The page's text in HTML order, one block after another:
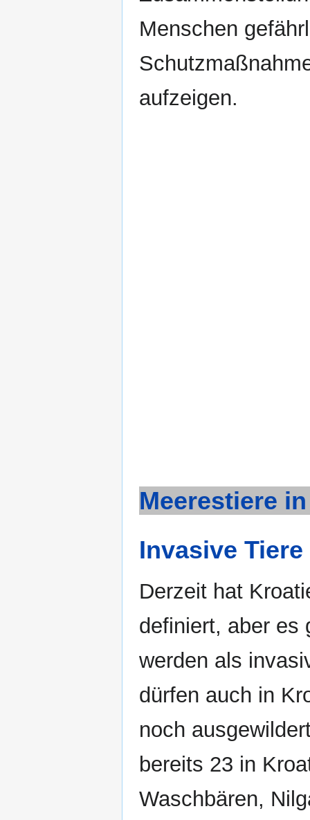
Menschen
aufzeigen.
Meerestiere
Invasive
Derzeit hat
definiert, aber es
werden als
dürfen auch in
noch
bereits 23 in
Waschbären,